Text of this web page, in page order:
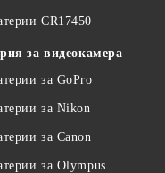
CR17450
за видеокамера
за GoPro
за Nikon
за Canon
за Olympus